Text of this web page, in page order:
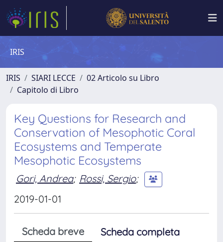
IRIS
IRIS SIARI LECCE
02 Articolo su Libro
Capitolo di Libro
Key Questions for Research and
Conservation of Mesophotic Coral
Ecosystems and Temperate
Mesophotic Ecosystems
Gori, Andrea; Rossi, Sergio;
2019-01-01
Scheda breve
Scheda completa